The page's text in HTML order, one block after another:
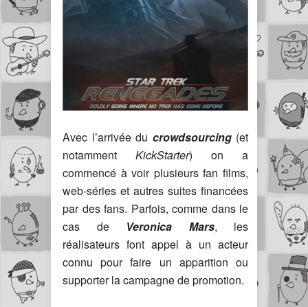
Avec l’arrivée du crowdsourcing (et
notamment KickStarter) on a
commencé à voir plusieurs fan films,
web-séries et autres suites financées
par des fans. Parfois, comme dans le
cas de Veronica Mars, les
réalisateurs font appel à un acteur
connu pour faire un apparition ou
supporter la campagne de promotion.